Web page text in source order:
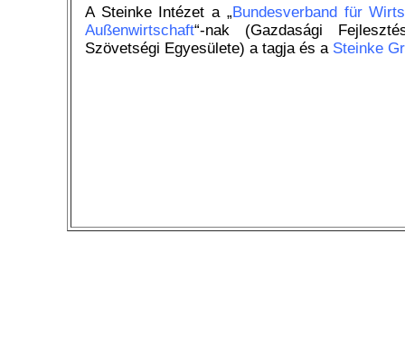
A Steinke Intézet a „Bundesverband für
Außenwirtschaft“-nak (Gazdasági
Szövetségi Egyesülete) a tagja és a Steinke